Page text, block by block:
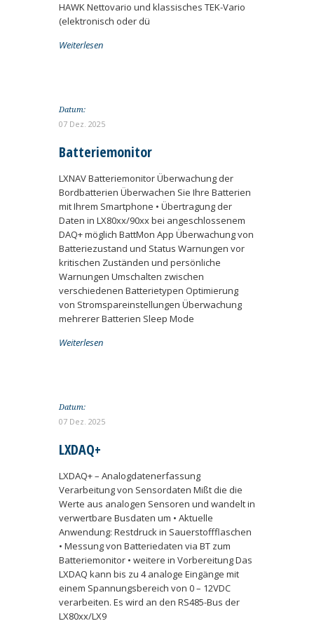
HAWK Nettovario und klassisches TEK-Vario
(elektronisch oder dü
Weiterlesen
Datum:
07 Dez. 2025
Batteriemonitor
LXNAV Batteriemonitor Überwachung der
Bordbatterien Überwachen Sie Ihre Batterien
mit Ihrem Smartphone • Übertragung der
Daten in LX80xx/90xx bei angeschlossenem
DAQ+ möglich BattMon App Überwachung von
Batteriezustand und Status Warnungen vor
kritischen Zuständen und persönliche
Warnungen Umschalten zwischen
verschiedenen Batterietypen Optimierung
von Stromspareinstellungen Überwachung
mehrerer Batterien Sleep Mode
Weiterlesen
Datum:
07 Dez. 2025
LXDAQ+
LXDAQ+ – Analogdatenerfassung
Verarbeitung von Sensordaten Mißt die die
Werte aus analogen Sensoren und wandelt in
verwertbare Busdaten um • Aktuelle
Anwendung: Restdruck in Sauerstoffflaschen
• Messung von Batteriedaten via BT zum
Batteriemonitor • weitere in Vorbereitung Das
LXDAQ kann bis zu 4 analoge Eingänge mit
einem Spannungsbereich von 0 – 12VDC
verarbeiten. Es wird an den RS485-Bus der
LX80xx/LX9